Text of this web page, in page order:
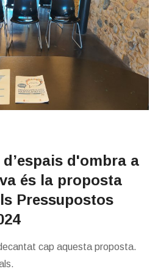
d'ombra a
és la proposta
Pressupostos
cap aquesta proposta.